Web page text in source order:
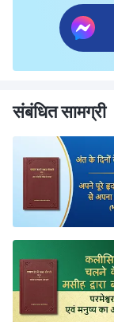
संबंधित सामग्री